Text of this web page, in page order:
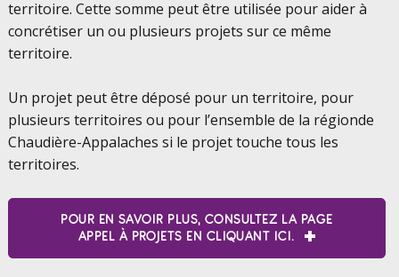
territoire. Cette somme peut être utilisée pour aider à
concrétiser un ou plusieurs projets sur ce même
territoire.
Un projet peut être déposé pour un territoire, pour
plusieurs territoires ou pour l’ensemble de la régionde
Chaudière-Appalaches si le projet touche tous les
territoires.
POUR EN SAVOIR PLUS, CONSULTEZ LA PAGE
APPEL À PROJETS EN CLIQUANT ICI.